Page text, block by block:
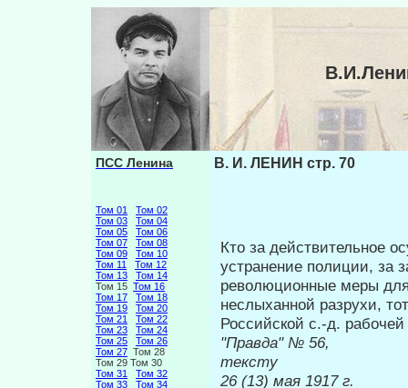
ПСС Ленина
Том 01
Том 02
Том 03
Том 04
Том 05
Том 06
Том 07
Том 08
Том 09
Том 10
Том 11
Том 12
Том 13
Том 14
Том 15 Том 16
Том 17
Том 18
Том 19
Том 20
Том 21
Том 22
Том 23
Том 24
Том 25
Том 26
Том 27 Том 28
Том 29 Том 30
Том 31
Том 32
Том 33
Том 34
В. И. ЛЕНИН стр. 70
Кто за действительное
устранение полиции, за
революционные меры
неслыханной разрухи,
Российской с.-д.
"Правда"
тексту
26 (13)